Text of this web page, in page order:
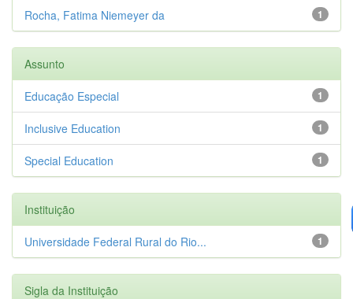
1
Rocha, Fatima Niemeyer da
Assunto
1
Educação Especial
1
Inclusive Education
1
Special Education
Instituição
1
Universidade Federal Rural do Rio...
Sigla da Instituição